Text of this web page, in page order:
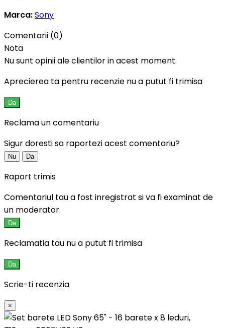
Marca:Sony
Comentarii (0)
Nota
Nu sunt opinii ale clientilor in acest moment.
Aprecierea ta pentru recenzie nu a putut fi trimisa
Da
Reclama un comentariu
Sigur doresti sa raportezi acest comentariu?
Nu Da
Raport trimis
Comentariul tau a fost inregistrat si va fi examinat de
un moderator.
Da
Reclamatia tau nu a putut fi trimisa
Da
Scrie-ti recenzia
×